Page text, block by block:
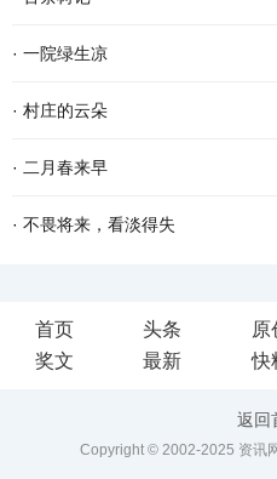
南方有嘉木，东门出古茶。 横亘南
两岭，螯尖直指西南。南岭为十万
脉。顶峰名雷浦茶。我以为地名有
· 一院绿生凉
又到一年植树节，想起老家屋前屋
花墙，在黑漆大门旁斜伸着一株樱
的，倚着水沟，长得歪歪扭扭，却
· 村庄的云朵
在村庄里，更多的时候，人们看到
看到一朵云飘向何方。人们总是忙
· 二月春来早
二月的大地，已过立春节气，这就
深处已被喊醒，春天的温暖势不可
· 不畏将来，看淡得失
历在目。然而故事却再也无法重
首页 头条 原
奖文
最新 快
返回
Copyright © 2002-2025 资讯